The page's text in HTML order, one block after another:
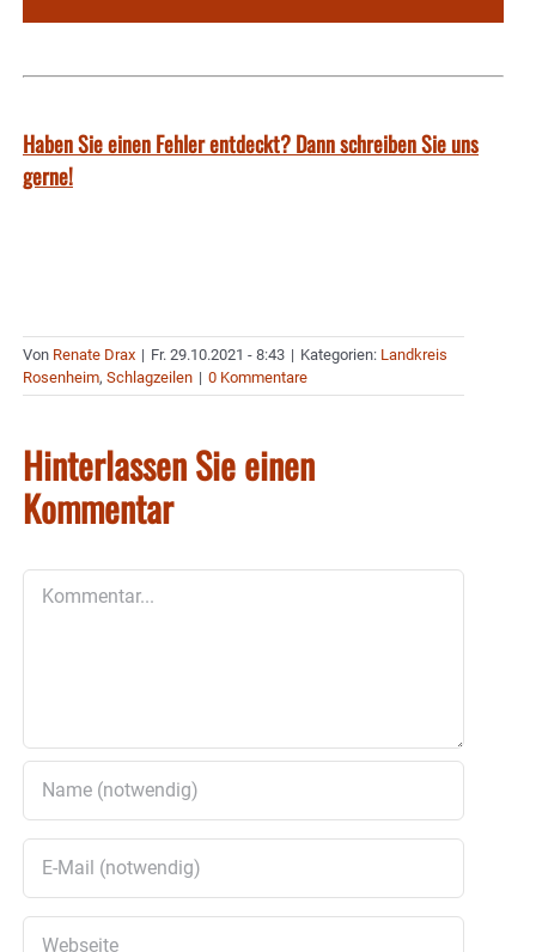
Haben Sie einen Fehler entdeckt? Dann schreiben Sie uns
gerne!
Von Renate Drax | Fr. 29.10.2021 - 8:43 | Kategorien: Landkreis
Rosenheim, Schlagzeilen | 0 Kommentare
Hinterlassen Sie einen
Kommentar